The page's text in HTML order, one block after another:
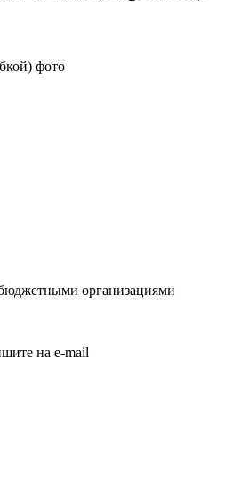
организациями
на e-mail